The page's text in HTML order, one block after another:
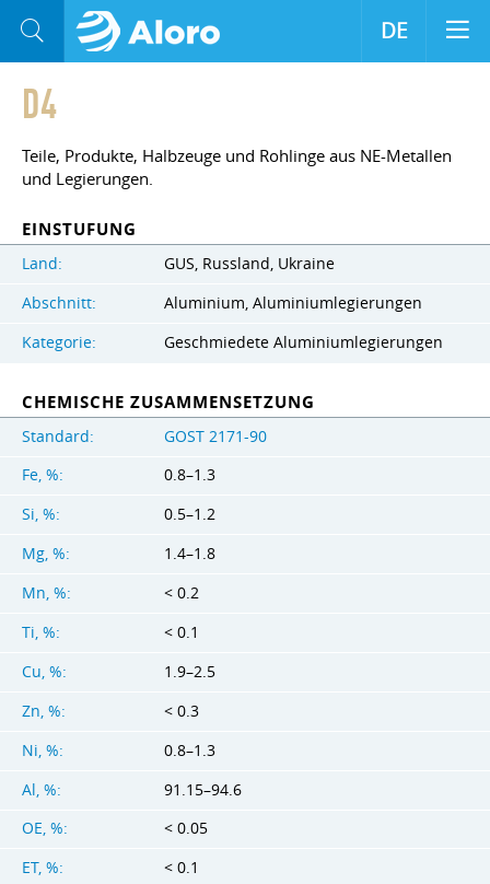
D4
Teile, Produkte, Halbzeuge und Rohlinge aus NE-Metallen
und Legierungen.
EINSTUFUNG
Land:
GUS, Russland, Ukraine
Abschnitt:
Aluminium, Aluminiumlegierungen
Kategorie:
Geschmiedete Aluminiumlegierungen
CHEMISCHE ZUSAMMENSETZUNG
Standard:
GOST 2171-90
Fe, %:
0.8–1.3
Si, %:
0.5–1.2
Mg, %:
1.4–1.8
Mn, %:
< 0.2
Ti, %:
< 0.1
Cu, %:
1.9–2.5
Zn, %:
< 0.3
Ni, %:
0.8–1.3
Al, %:
91.15–94.6
OE, %:
< 0.05
ET, %:
< 0.1
DE